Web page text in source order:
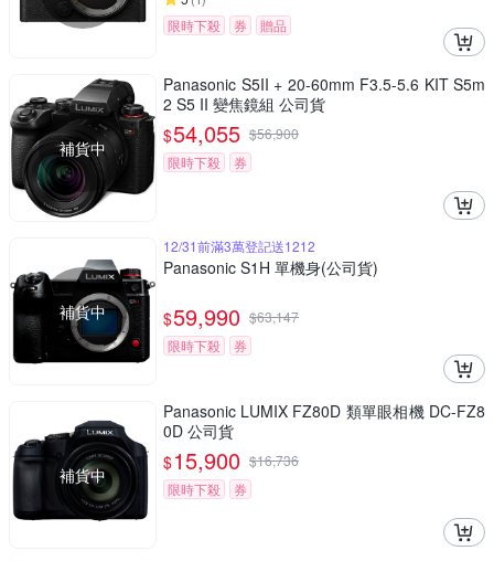
限時下殺 券 贈品
補貨中
Panasonic S5II + 20-60mm F3.5-5.6 KIT S5m
2 S5 II 變焦鏡組 公司貨
$54,055 $56,900
限時下殺
券
補貨中
12/31前滿3萬登記送1212
Panasonic S1H 單機身(公司貨)
$59,990 $63,147
限時下殺
券
補貨中
Panasonic LUMIX FZ80D 類單眼相機 DC-FZ8
0D 公司貨
$15,900 $16,736
限時下殺
券